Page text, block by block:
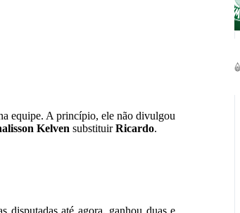
equipe. A princípio, ele não divulgou
Kelven substituirRicardo.
disputadas até agora, ganhou duas e